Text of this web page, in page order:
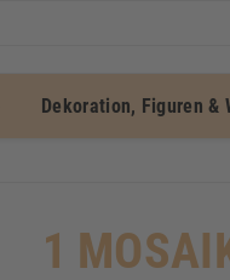
Dekoration, Figuren &
1